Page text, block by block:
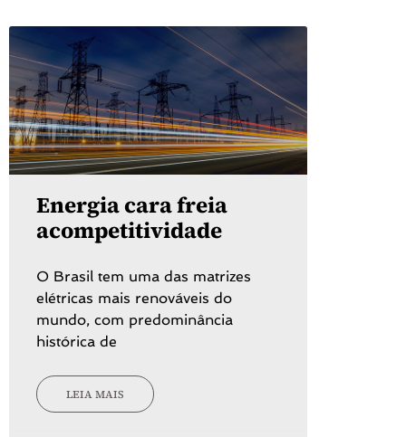
Energia cara freia
acompetitividade
O Brasil tem uma das matrizes
elétricas mais renováveis do
mundo, com predominância
histórica de
LEIA MAIS